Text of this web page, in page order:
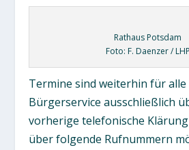
Rathaus Potsdam
Foto: F. Daenzer / LHP
Termine sind weiterhin für alle
Bürgerservice ausschließlich
vorherige telefonische
über folgende Rufnummern